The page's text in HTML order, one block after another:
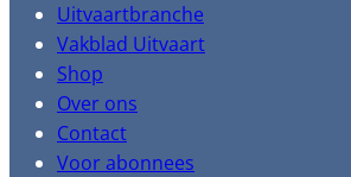
Uitvaartbranche
Vakblad Uitvaart
Shop
Over ons
Contact
Voor abonnees